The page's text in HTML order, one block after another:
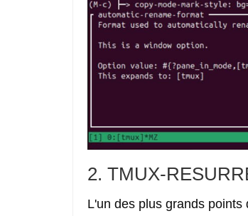
2. TMUX-
L'un des plus grands